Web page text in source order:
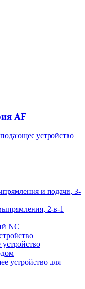
AF
устройство
и подачи, 3-
2-в-1
NC
устройство для